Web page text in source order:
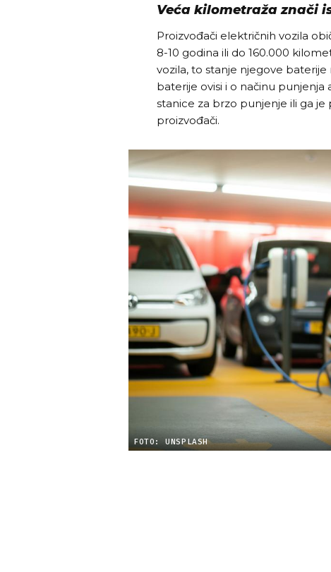
Veća kilometraža znači
Proizvođači električnih vozila
8-10 godina ili do 160.000
vozila, to stanje njegove
baterije ovisi i o načinu punjenja
stanice za brzo punjenje ili ga
proizvođači.
FOTO: UNSPLASH